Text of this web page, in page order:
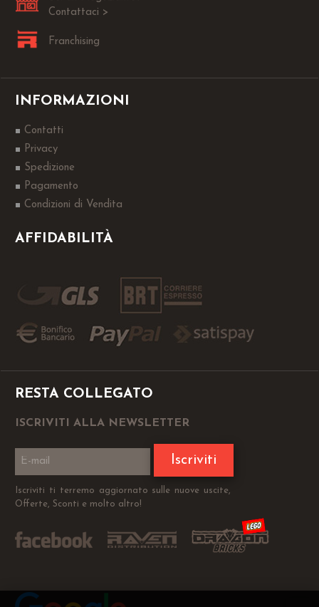
Contattaci >
Franchising
INFORMAZIONI
Contatti
Privacy
Spedizione
Pagamento
Condizioni di Vendita
AFFIDABILITÀ
RESTA COLLEGATO
ISCRIVITI ALLA NEWSLETTER
Iscriviti
Iscriviti ti terremo aggiornato sulle nuove uscite,
Offerte, Sconti e molto altro!